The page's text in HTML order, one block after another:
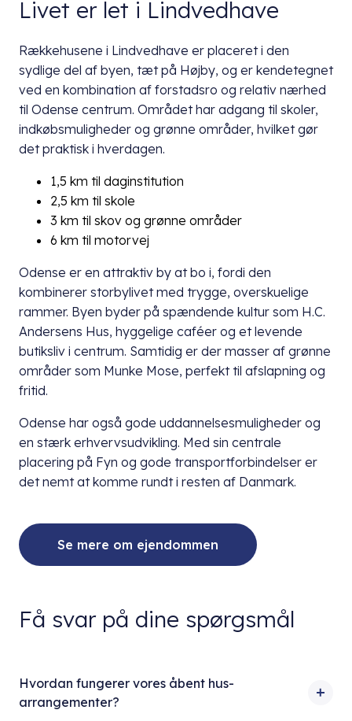
Livet er let i Lindvedhave
Rækkehusene i Lindvedhave er placeret i den
sydlige del af byen, tæt på Højby, og er kendetegnet
ved en kombination af forstadsro og relativ nærhed
til Odense centrum. Området har adgang til skoler,
indkøbsmuligheder og grønne områder, hvilket gør
det praktisk i hverdagen.
1,5 km til daginstitution
2,5 km til skole
3 km til skov og grønne områder
6 km til motorvej
Odense er en attraktiv by at bo i, fordi den
kombinerer storbylivet med trygge, overskuelige
rammer. Byen byder på spændende kultur som H.C.
Andersens Hus, hyggelige caféer og et levende
butiksliv i centrum. Samtidig er der masser af grønne
områder som Munke Mose, perfekt til afslapning og
fritid.
Odense har også gode uddannelsesmuligheder og
en stærk erhvervsudvikling. Med sin centrale
placering på Fyn og gode transportforbindelser er
det nemt at komme rundt i resten af Danmark.
Se mere om ejendommen
Få svar på dine spørgsmål
Hvordan fungerer vores åbent hus-
arrangementer?